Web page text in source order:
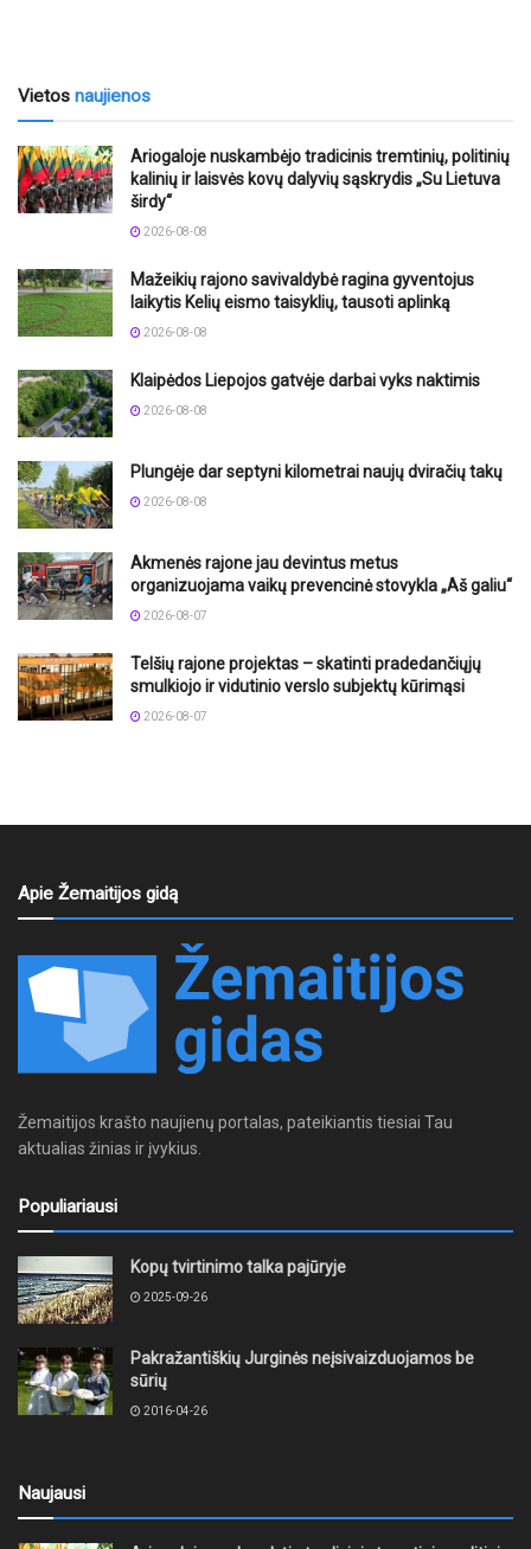
Vietos naujienos
Ariogaloje nuskambėjo tradicinis tremtinių, politinių
kalinių ir laisvės kovų dalyvių sąskrydis „Su Lietuva
širdy“
2026-08-08
Mažeikių rajono savivaldybė ragina gyventojus
laikytis Kelių eismo taisyklių, tausoti aplinką
2026-08-08
Klaipėdos Liepojos gatvėje darbai vyks naktimis
2026-08-08
Plungėje dar septyni kilometrai naujų dviračių takų
2026-08-08
Akmenės rajone jau devintus metus
organizuojama vaikų prevencinė stovykla „Aš galiu“
2026-08-07
Telšių rajone projektas – skatinti pradedančiųjų
smulkiojo ir vidutinio verslo subjektų kūrimąsi
2026-08-07
Apie Žemaitijos gidą
Žemaitijos krašto naujienų portalas, pateikiantis tiesiai Tau
aktualias žinias ir įvykius.
Populiariausi
Kopų tvirtinimo talka pajūryje
2025-09-26
Pakražantiškių Jurginės neįsivaizduojamos be
sūrių
2016-04-26
Naujausi